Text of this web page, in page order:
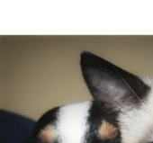
Qual
Deles